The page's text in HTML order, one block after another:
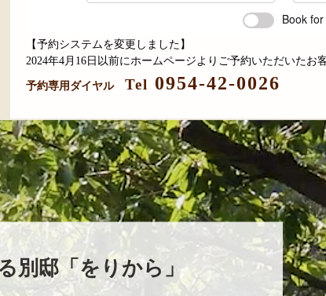
Book
【予約システムを変更しました】
2024年4月16日以前にホームページよりご予約いただいたお
予約専用ダイヤル
Tel 0954-42-0026
別邸「をりから」